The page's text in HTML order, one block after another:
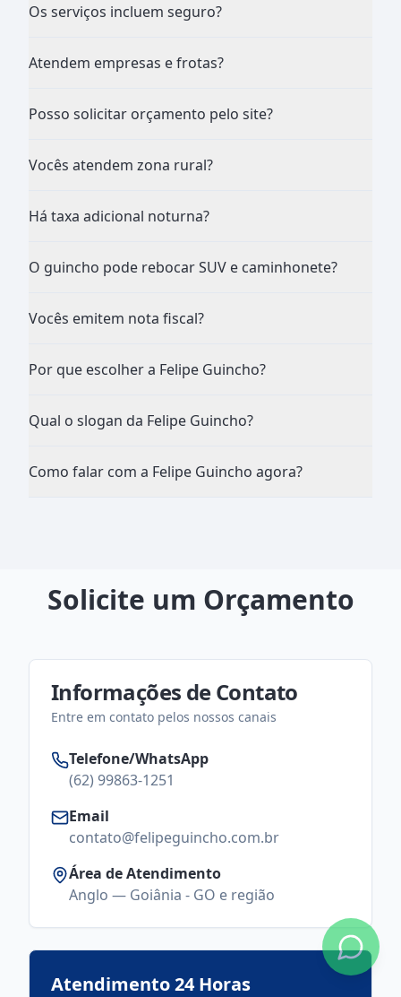
Os serviços incluem seguro?
Atendem empresas e frotas?
Posso solicitar orçamento pelo site?
Vocês atendem zona rural?
Há taxa adicional noturna?
O guincho pode rebocar SUV e caminhonete?
Vocês emitem nota fiscal?
Por que escolher a Felipe Guincho?
Qual o slogan da Felipe Guincho?
Como falar com a Felipe Guincho agora?
Solicite um Orçamento
Informações de Contato
Entre em contato pelos nossos canais
Telefone/WhatsApp
(62) 99863-1251
Email
contato@felipeguincho.com.br
Área de Atendimento
Anglo — Goiânia - GO e região
Atendimento 24 Horas